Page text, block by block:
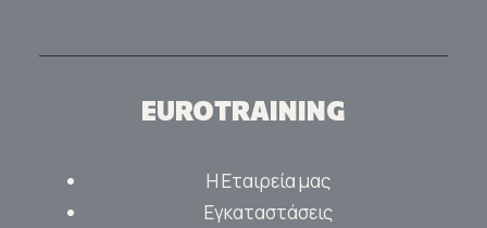
EUROTRAINING
Η Εταιρεία μας
Εγκαταστάσεις